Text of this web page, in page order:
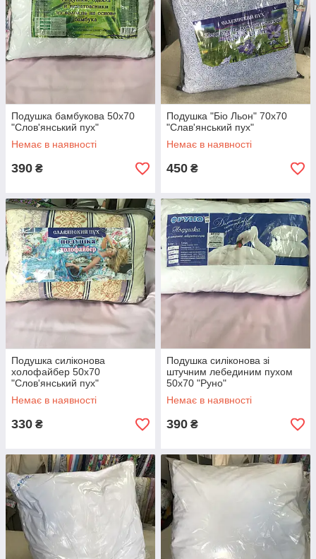
Подушка бамбукова 50х70
"Слов'янський пух"
Немає в наявності
390 ₴
Подушка "Біо Льон" 70х70
"Слав'янський пух"
Немає в наявності
450 ₴
Подушка силіконова
холофайбер 50х70
"Слов'янський пух"
Немає в наявності
330 ₴
Подушка силіконова зі
штучним лебединим пухом
50х70 "Руно"
Немає в наявності
390 ₴